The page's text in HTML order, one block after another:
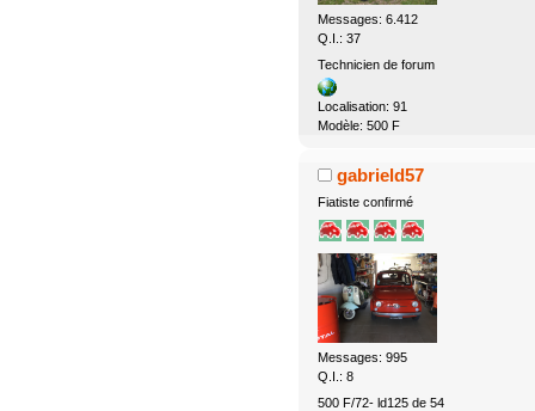
Messages: 6.412
Q.I.: 37
Technicien de forum
Localisation: 91
Modèle: 500 F
gabrield57
Fiatiste confirmé
Messages: 995
Q.I.: 8
500 F/72- ld125 de 54